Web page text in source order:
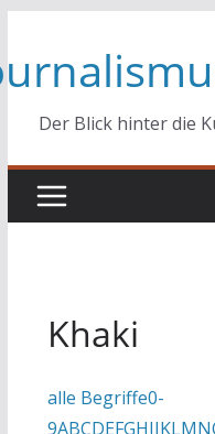
springen
Der Blick hinter die
Khaki
alle Begriffe0-
9ABCDEFGHIJKLMN